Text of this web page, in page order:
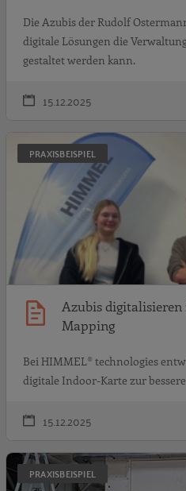
Die Azubis der Rudolf
digitale Lösungen die
gestaltet werden kann.
15.12.2025
PRAXISBEISPIEL
Azubis
Mapping
Bei HIMMEL® technologies
digitale Indoor-Karte zur
15.12.2025
PRAXISBEISPIEL